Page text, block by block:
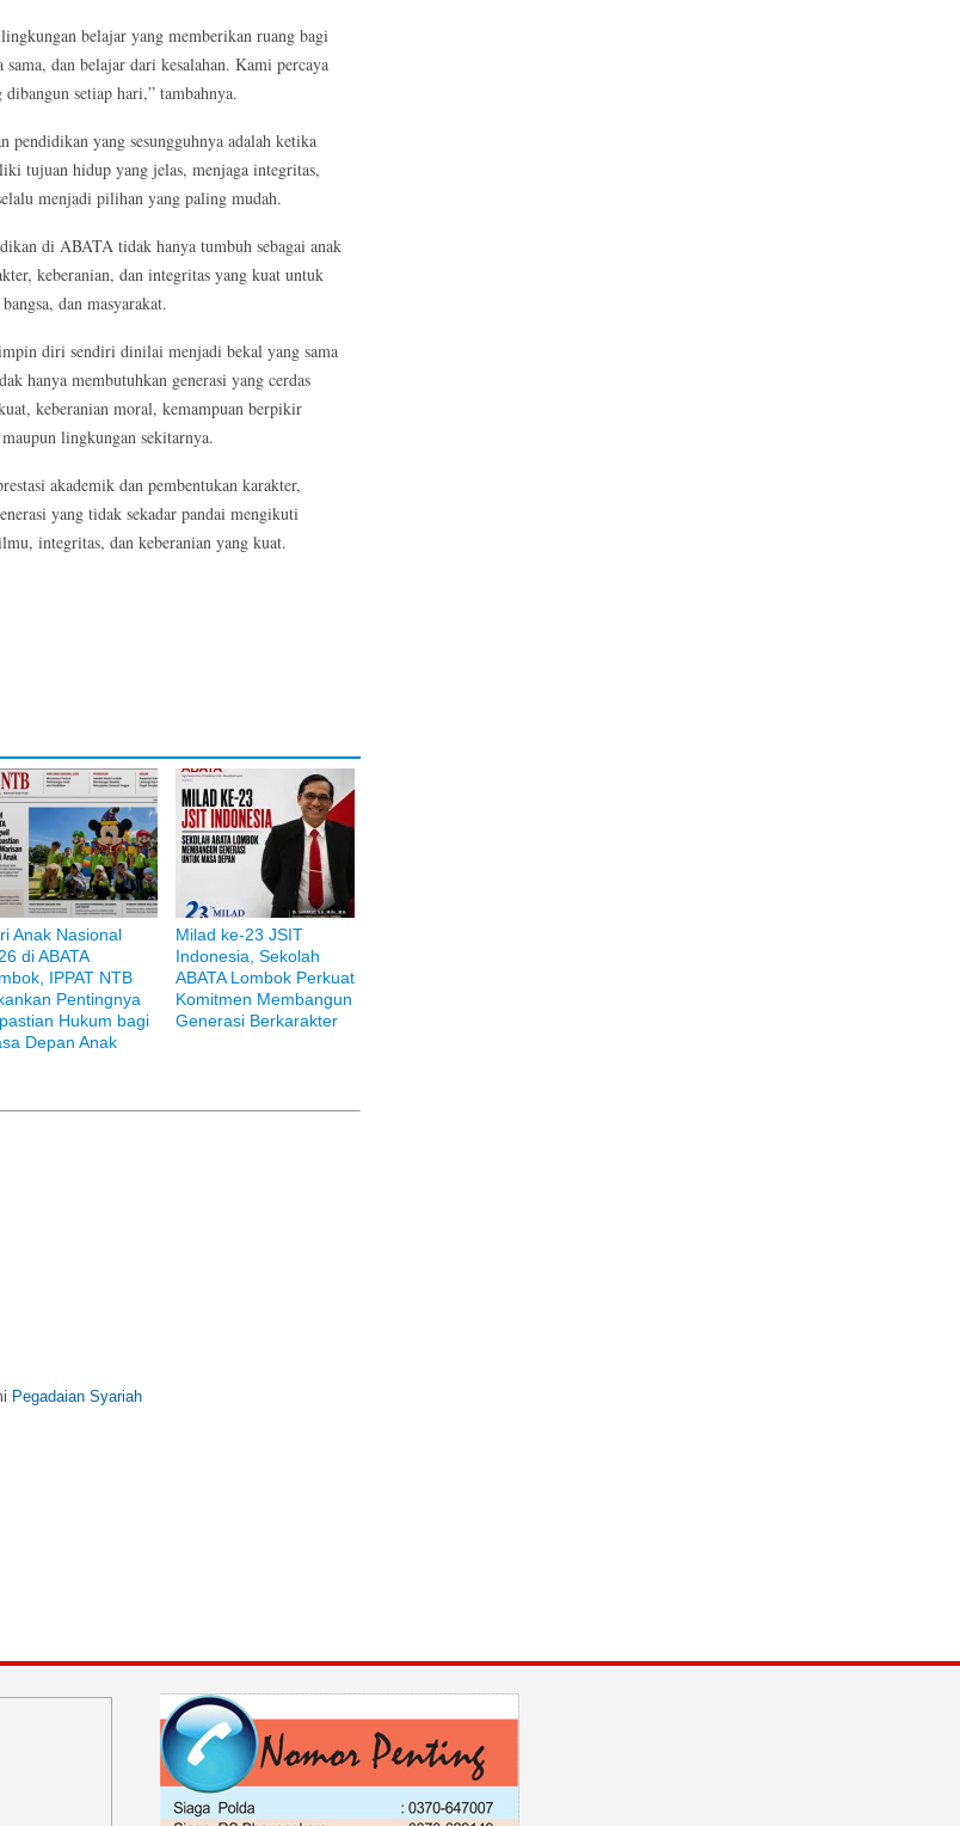
belajar yang memberikan ruang bagi
dan belajar dari kesalahan. Kami percaya
setiap hari,” tambahnya.
yang sesungguhnya adalah ketika
tujuan hidup yang jelas, menjaga integritas,
menjadi pilihan yang paling mudah.
di ABATA tidak hanya tumbuh sebagai anak
keberanian, dan integritas yang kuat untuk
dan masyarakat.
diri sendiri dinilai menjadi bekal yang sama
hanya membutuhkan generasi yang cerdas
keberanian moral, kemampuan berpikir
lingkungan sekitarnya.
akademik dan pembentukan karakter,
yang tidak sekadar pandai mengikuti
integritas, dan keberanian yang kuat.
Anak Nasional
di ABATA
IPPAT NTB
Pentingnya
Hukum bagi
Depan Anak
Milad ke-23 JSIT
Indonesia, Sekolah
ABATA Lombok Perkuat
Komitmen Membangun
Generasi Berkarakter
Pegadaian Syariah